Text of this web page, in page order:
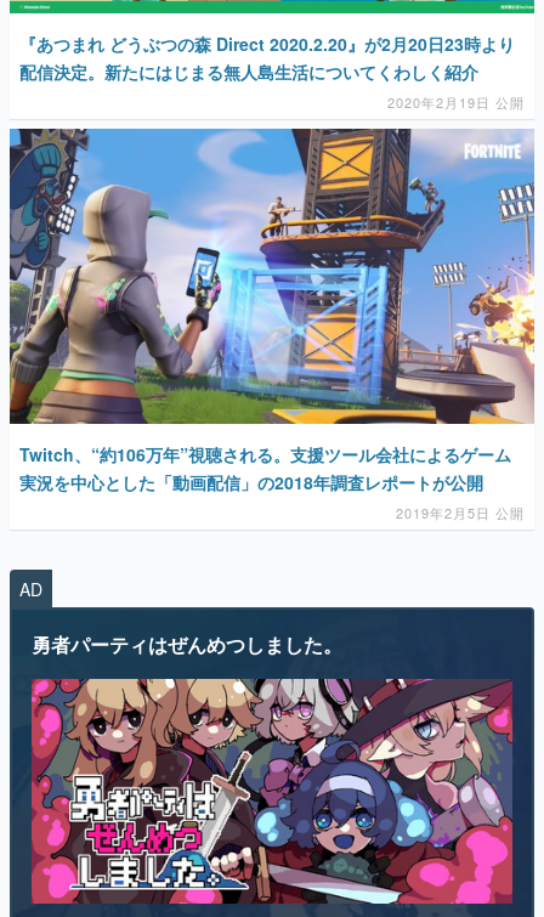
『あつまれ どうぶつの森 Direct 2020.2.20』が2月20日23時より
配信決定。新たにはじまる無人島生活についてくわしく紹介
2020年2月19日 公開
Twitch、“約106万年”視聴される。支援ツール会社によるゲーム
実況を中心とした「動画配信」の2018年調査レポートが公開
2019年2月5日 公開
AD
勇者パーティはぜんめつしました。